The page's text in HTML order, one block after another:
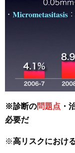
※診断の問題点 ・
必要だ
※高リスクにおけ